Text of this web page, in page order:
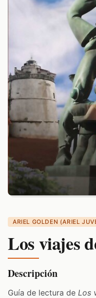
ARIEL GOLDEN (ARIEL
Los viajes
Descripción
Guía de lectura de Los